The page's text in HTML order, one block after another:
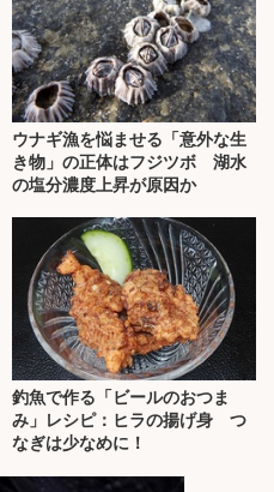
ウナギ漁を悩ませる「意外な生
き物」の正体はフジツボ 湖水
の塩分濃度上昇が原因か
釣魚で作る「ビールのおつま
み」レシピ：ヒラの揚げ身 つ
なぎは少なめに！